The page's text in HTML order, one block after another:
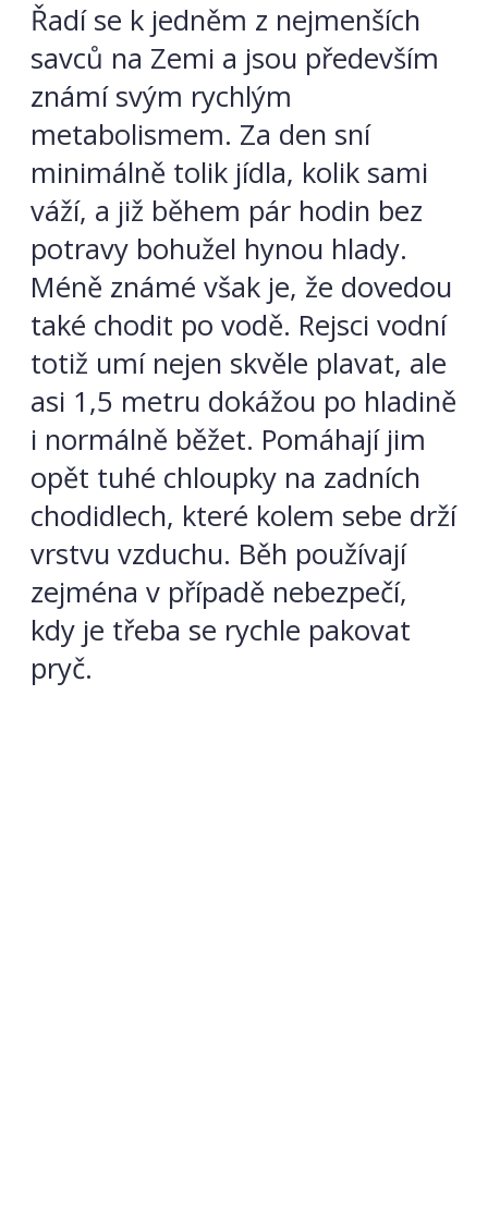
Řadí se k jedněm z nejmenších
savců na Zemi a jsou především
známí svým rychlým
metabolismem. Za den sní
minimálně tolik jídla, kolik sami
váží, a již během pár hodin bez
potravy bohužel hynou hlady.
Méně známé však je, že dovedou
také chodit po vodě. Rejsci vodní
totiž umí nejen skvěle plavat, ale
asi 1,5 metru dokážou po hladině
i normálně běžet. Pomáhají jim
opět tuhé chloupky na zadních
chodidlech, které kolem sebe drží
vrstvu vzduchu. Běh používají
zejména v případě nebezpečí,
kdy je třeba se rychle pakovat
pryč.